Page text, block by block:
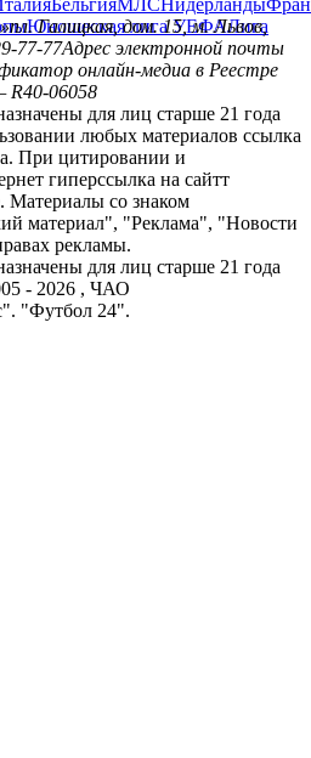
БельгияМЛСНидерланды
Юношеская лига УЕФАЛига
пл. Галицкая, дом. 15, м. Львов,
77-77Адрес электронной почты
онлайн-медиа в Реестре
R40-06058
для лиц старше 21 года
любых материалов ссылка
При цитировании и
гиперссылка на сайтт
Материалы со знаком
материал", "Реклама", "Новости
рекламы.
для лиц старше 21 года
- 2026 , ЧАО
"Футбол 24".